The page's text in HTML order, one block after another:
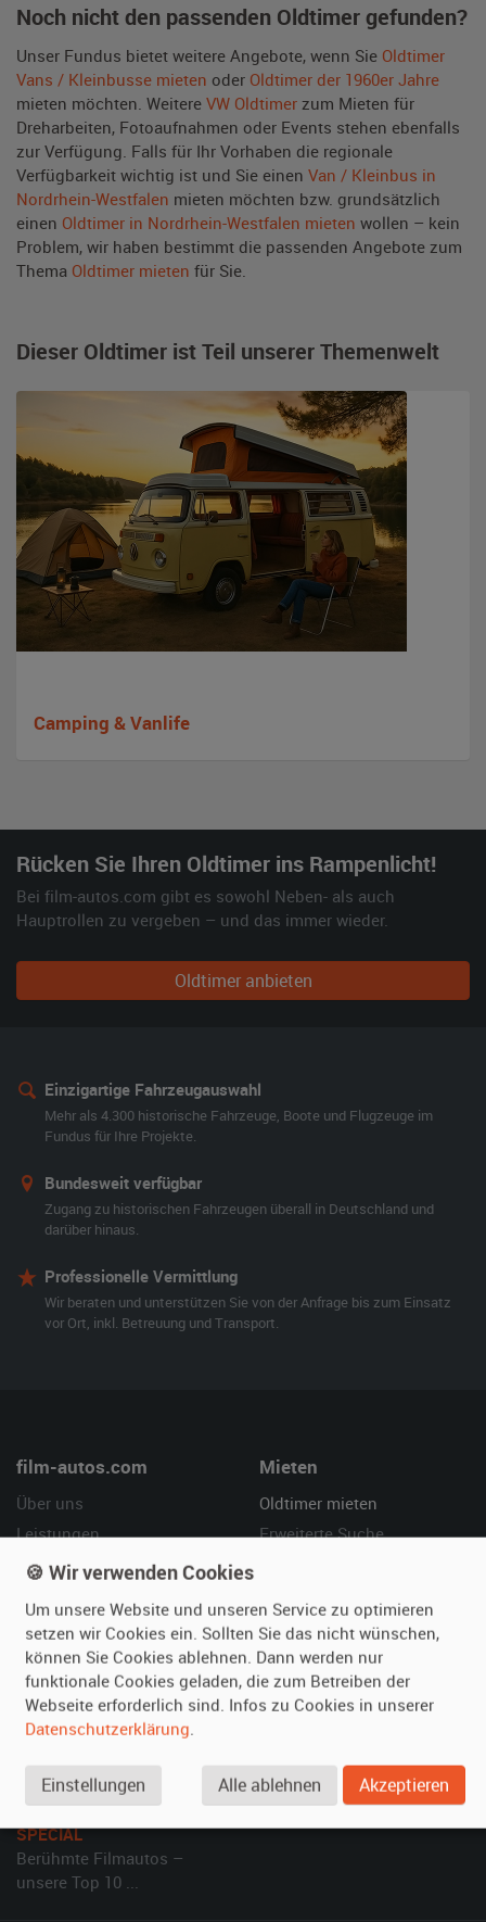
Noch nicht den passenden Oldtimer gefunden?
Unser Fundus bietet weitere Angebote, wenn Sie Oldtimer
Vans / Kleinbusse mieten oder Oldtimer der 1960er Jahre
mieten möchten. Weitere VW Oldtimer zum Mieten für
Dreharbeiten, Fotoaufnahmen oder Events stehen ebenfalls
zur Verfügung. Falls für Ihr Vorhaben die regionale
Verfügbarkeit wichtig ist und Sie einen Van / Kleinbus in
Nordrhein-Westfalen mieten möchten bzw. grundsätzlich
einen Oldtimer in Nordrhein-Westfalen mieten wollen – kein
Problem, wir haben bestimmt die passenden Angebote zum
Thema Oldtimer mieten für Sie.
Dieser Oldtimer ist Teil unserer Themenwelt
Camping & Vanlife
Rücken Sie Ihren Oldtimer ins Rampenlicht!
Bei film-autos.com gibt es sowohl Neben- als auch
Hauptrollen zu vergeben – und das immer wieder.
Oldtimer anbieten
Einzigartige Fahrzeugauswahl
Mehr als 4.300 historische Fahrzeuge, Boote und Flugzeuge im
Fundus für Ihre Projekte.
Bundesweit verfügbar
Zugang zu historischen Fahrzeugen überall in Deutschland und
darüber hinaus.
Professionelle Vermittlung
Wir beraten und unterstützen Sie von der Anfrage bis zum Einsatz
vor Ort, inkl. Betreuung und Transport.
film-autos.com
Über uns
Leistungen
Referenzen
Mieten
Oldtimer mieten
Erweiterte Suche
Vermieten
Oldtimer anmelden
Fotos senden
Inserat verwalten
Hilfe
Häufige Fragen (FAQ)
So funktioniert's
SPECIAL
Berühmte Filmautos –
unsere Top 10 ...
🍪 Wir verwenden Cookies
Um unsere Website und unseren Service zu optimieren
setzen wir Cookies ein. Sollten Sie das nicht wünschen,
können Sie Cookies ablehnen. Dann werden nur
funktionale Cookies geladen, die zum Betreiben der
Webseite erforderlich sind. Infos zu Cookies in unserer
Datenschutzerklärung.
Einstellungen Alle ablehnen Akzeptieren